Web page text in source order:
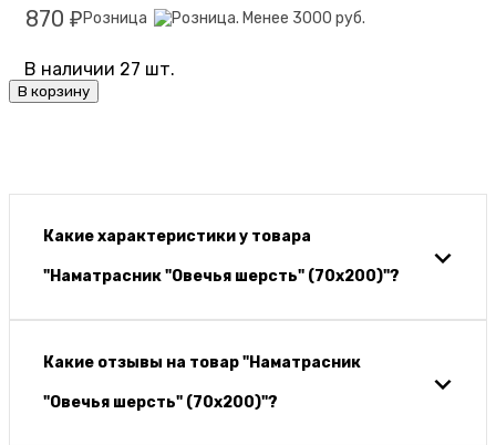
870 ₽ Розница
В наличии 27 шт.
В корзину
Какие характеристики у товара
"Наматрасник "Овечья шерсть" (70х200)"?
Какие отзывы на товар "Наматрасник
"Овечья шерсть" (70х200)"?